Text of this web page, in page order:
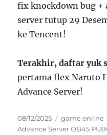
fix knockdown bug
server tutup 29
ke Tencent!
Terakhir, daftar yuk
pertama flex Naruto
Advance Server!
Posted
on
08/12/2025 Categories
game online
Advance Server OB45